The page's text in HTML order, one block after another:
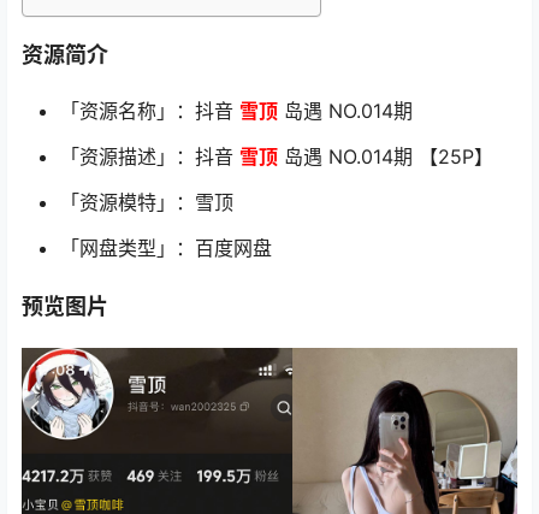
资源简介
「资源名称」：抖音 雪顶 岛遇 NO.014期
「资源描述」：抖音 雪顶 岛遇 NO.014期 【25P】
「资源模特」：雪顶
「网盘类型」：百度网盘
预览图片